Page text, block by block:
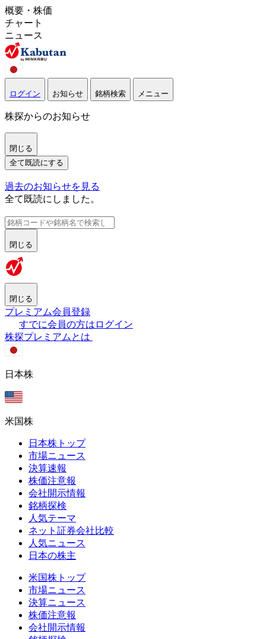
概要・株価
チャート
ニュース
ログイン お知らせ 銘柄検索 メニュー
株探からのお知らせ
閉じる
全て既読にする
過去のお知らせを見る
全て既読にしました。
閉じる
閉じる
プレミアム会員登録
すでに会員の方はログイン
株探プレミアムとは
日本株
米国株
日本株トップ
市場ニュース
決算速報
株価注意報
会社開示情報
銘柄探検
人気テーマ
ネット証券会社比較
人気ニュース
日本の株主
米国株トップ
市場ニュース
決算ニュース
株価注意報
会社開示情報